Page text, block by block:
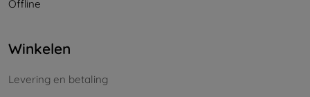
Offline
Winkelen
Levering en betaling